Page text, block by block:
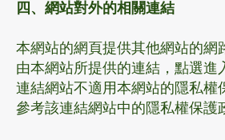
四、網站對外的相關連結
本網站的網頁提供其他網站的網
由本網站所提供的連結，點選進
連結網站不適用本網站的隱私權
參考該連結網站中的隱私權保護